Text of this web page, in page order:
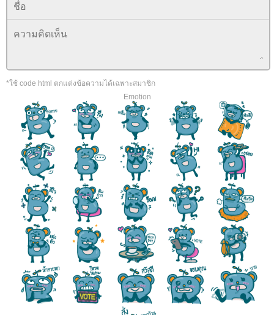
*ใช้ code html ตกแต่งข้อความได้เฉพาะสมาชิก
Emotion